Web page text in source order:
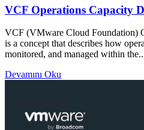
VCF Operations Capacity
VCF (VMware Cloud Foundation)
is a concept that describes how
monitored, and managed within
Devamını Oku